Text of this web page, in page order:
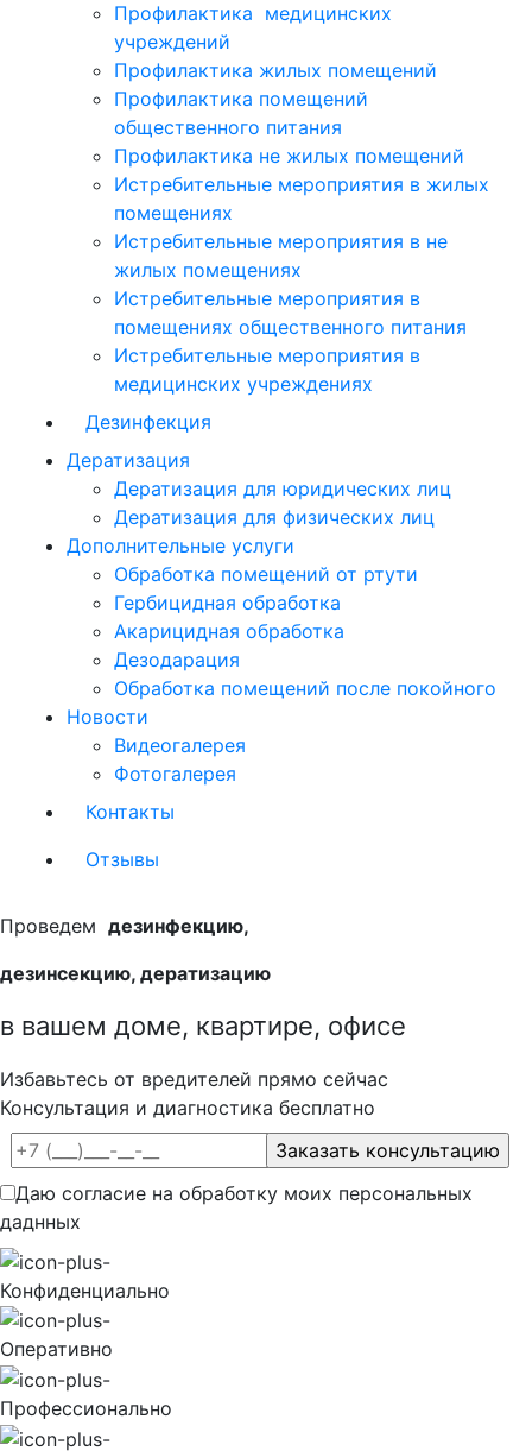
Профилактика медицинских
учреждений
Профилактика жилых помещений
Профилактика помещений
общественного питания
Профилактика не жилых помещений
Истребительные мероприятия в жилых
помещениях
Истребительные мероприятия в не
жилых помещениях
Истребительные мероприятия в
помещениях общественного питания
Истребительные мероприятия в
медицинских учреждениях
Дезинфекция
Дератизация
Дератизация для юридических лиц
Дератизация для физических лиц
Дополнительные услуги
Обработка помещений от ртути
Гербицидная обработка
Акарицидная обработка
Дезодарация
Обработка помещений после покойного
Новости
Видеогалерея
Фотогалерея
Контакты
Отзывы
Проведем дезинфекцию,
дезинсекцию, дератизацию
в вашем доме, квартире, офисе
Избавьтесь от вредителей прямо сейчас
Консультация и диагностика бесплатно
Даю согласие на обработку моих персональных
даднных
Конфиденциально
Оперативно
Профессионально